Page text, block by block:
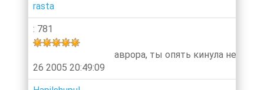
rasta
: 781
26 2005 20:49:09
аврора, ты опять кинула не по-